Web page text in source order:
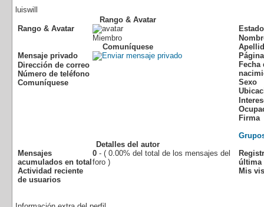
luiswill
Rango & Avatar
Rango & Avatar
Miembro
Comuníquese
Mensaje privado
Dirección de correo
Número de teléfono
Comuníquese
Estado
Fecha
Sexo
Firma
Detalles del autor
Mensajes
acumulados en total
0 - ( 0.00% del total de los mensajes del
foro )
Actividad reciente
de usuarios
última
Mis